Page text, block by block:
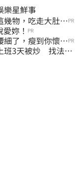
樂星鮮事
幾物，吃走大肚
PR
妳！ PR
細了，瘦到你懷疑PR
班3天被炒 找法院